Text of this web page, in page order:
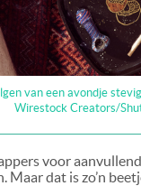
van een avondje
Wirestock Creators/
voor
dat is zo’n